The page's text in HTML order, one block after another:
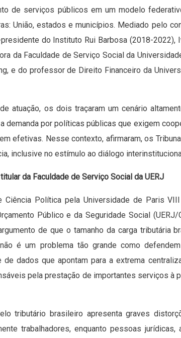
de serviços públicos em um modelo
União, estados e municípios. Mediado pelo
do Instituto Rui Barbosa (2018-2022),
da Faculdade de Serviço Social da
e do professor de Direito Financeiro da
atuação, os dois traçaram um cenário
demanda por políticas públicas que exigem
efetivas. Nesse contexto, afirmaram, os
inclusive no estímulo ao diálogo
da Faculdade de Serviço Social da UERJ
Ciência Política pela Universidade de Paris
Público e da Seguridade Social
de que o tamanho da carga tributária
é um problema tão grande como
de dados que apontam para a extrema
pela prestação de importantes serviços à
tributário brasileiro apresenta graves
trabalhadores, enquanto pessoas